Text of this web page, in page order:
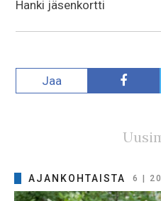
Hanki jäsenkortti
Jaa
AJANKOHTAISTA 6 |